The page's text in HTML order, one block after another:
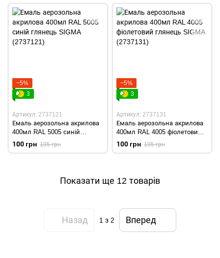
−5%
3
Артикул: 2737121
Емаль аерозольна акрилова
400мл RAL 5005 синій
глянець SIGMA (2737121)
100 грн 105 грн
−5%
3
Артикул: 2737131
Емаль аерозольна акрилова
400мл RAL 4005 фіолетовий
глянець SIGMA (2737131)
100 грн 105 грн
Показати ще 12 товарів
Назад 1 з 2 Вперед